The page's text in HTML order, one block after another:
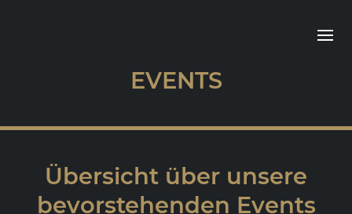
EVENTS
Übersicht über unsere
bevorstehenden Events